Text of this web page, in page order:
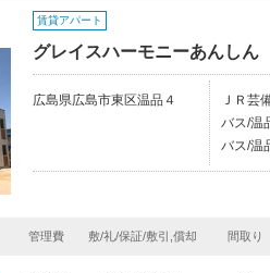
賃貸アパート
グレイスハーモニーあんしん
広島県広島市東区温品４
ＪＲ芸
バス/温
バス/温
管理費 敷/礼/保証/敷引,償却 間取り